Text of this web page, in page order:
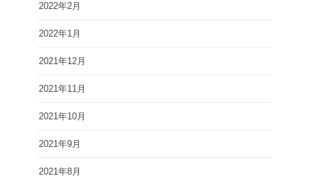
2022年2月
2022年1月
2021年12月
2021年11月
2021年10月
2021年9月
2021年8月